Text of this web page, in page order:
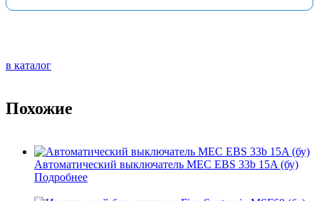
в каталог
Похожие
Автоматический выключатель MEC EBS 33b 15A (бу)
Подробнее